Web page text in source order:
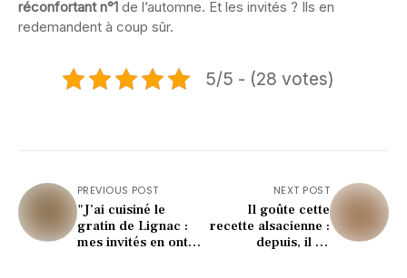
réconfortant n°1 de l’automne. Et les invités ? Ils en
redemandent à coup sûr.
5/5 - (28 votes)
PREVIOUS POST
"J’ai cuisiné le
gratin de Lignac :
mes invités en ont
NEXT POST
Il goûte cette
recette alsacienne :
depuis, il en